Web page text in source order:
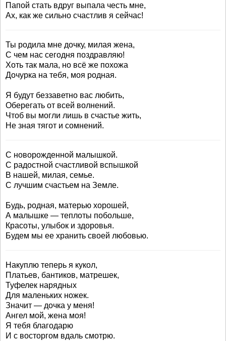
Папой стать вдруг выпала честь мне,
Ах, как же сильно счастлив я сейчас!
Ты родила мне дочку, милая жена,
С чем нас сегодня поздравляю!
Хоть так мала, но всё же похожа
Дочурка на тебя, моя родная.
Я будут беззаветно вас любить,
Оберегать от всей волнений.
Чтоб вы могли лишь в счастье жить,
Не зная тягот и сомнений.
С новорожденной малышкой.
С радостной счастливой вспышкой
В нашей, милая, семье.
С лучшим счастьем на Земле.
Будь, родная, матерью хорошей,
А малышке — теплоты побольше,
Красоты, улыбок и здоровья.
Будем мы ее хранить своей любовью.
Накуплю теперь я кукол,
Платьев, бантиков, матрешек,
Туфелек нарядных
Для маленьких ножек.
Значит — дочка у меня!
Ангел мой, жена моя!
Я тебя благодарю
И с восторгом вдаль смотрю.